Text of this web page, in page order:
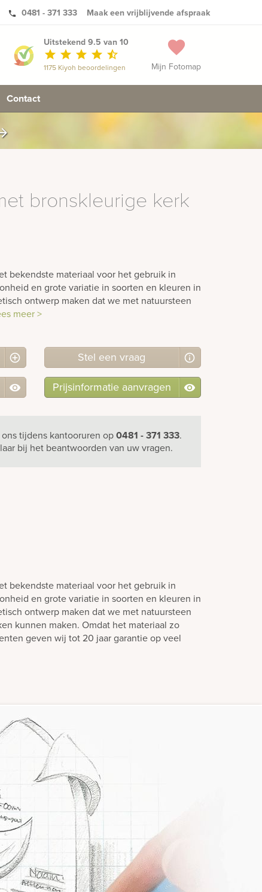
phone 0481 - 371 333 Maak een vrijblijvende afspraak
favorite
Mijn Fotomap
Uitstekend 9.5 van 10
star star star star star_half
1175 Kiyoh beoordelingen
Contact
bronskleurige kerk
bekendste materiaal voor het gebruik in
en grote variatie in soorten en kleuren in
ontwerp maken dat we met natuursteen
meer >
Stel een vraag
Prijsinformatie aanvragen
tijdens kantooruren op0481 - 371 333.
bij het beantwoorden van uw vragen.
bekendste materiaal voor het gebruik in
en grote variatie in soorten en kleuren in
ontwerp maken dat we met natuursteen
kunnen maken. Omdat het materiaal zo
geven wij tot 20 jaar garantie op veel